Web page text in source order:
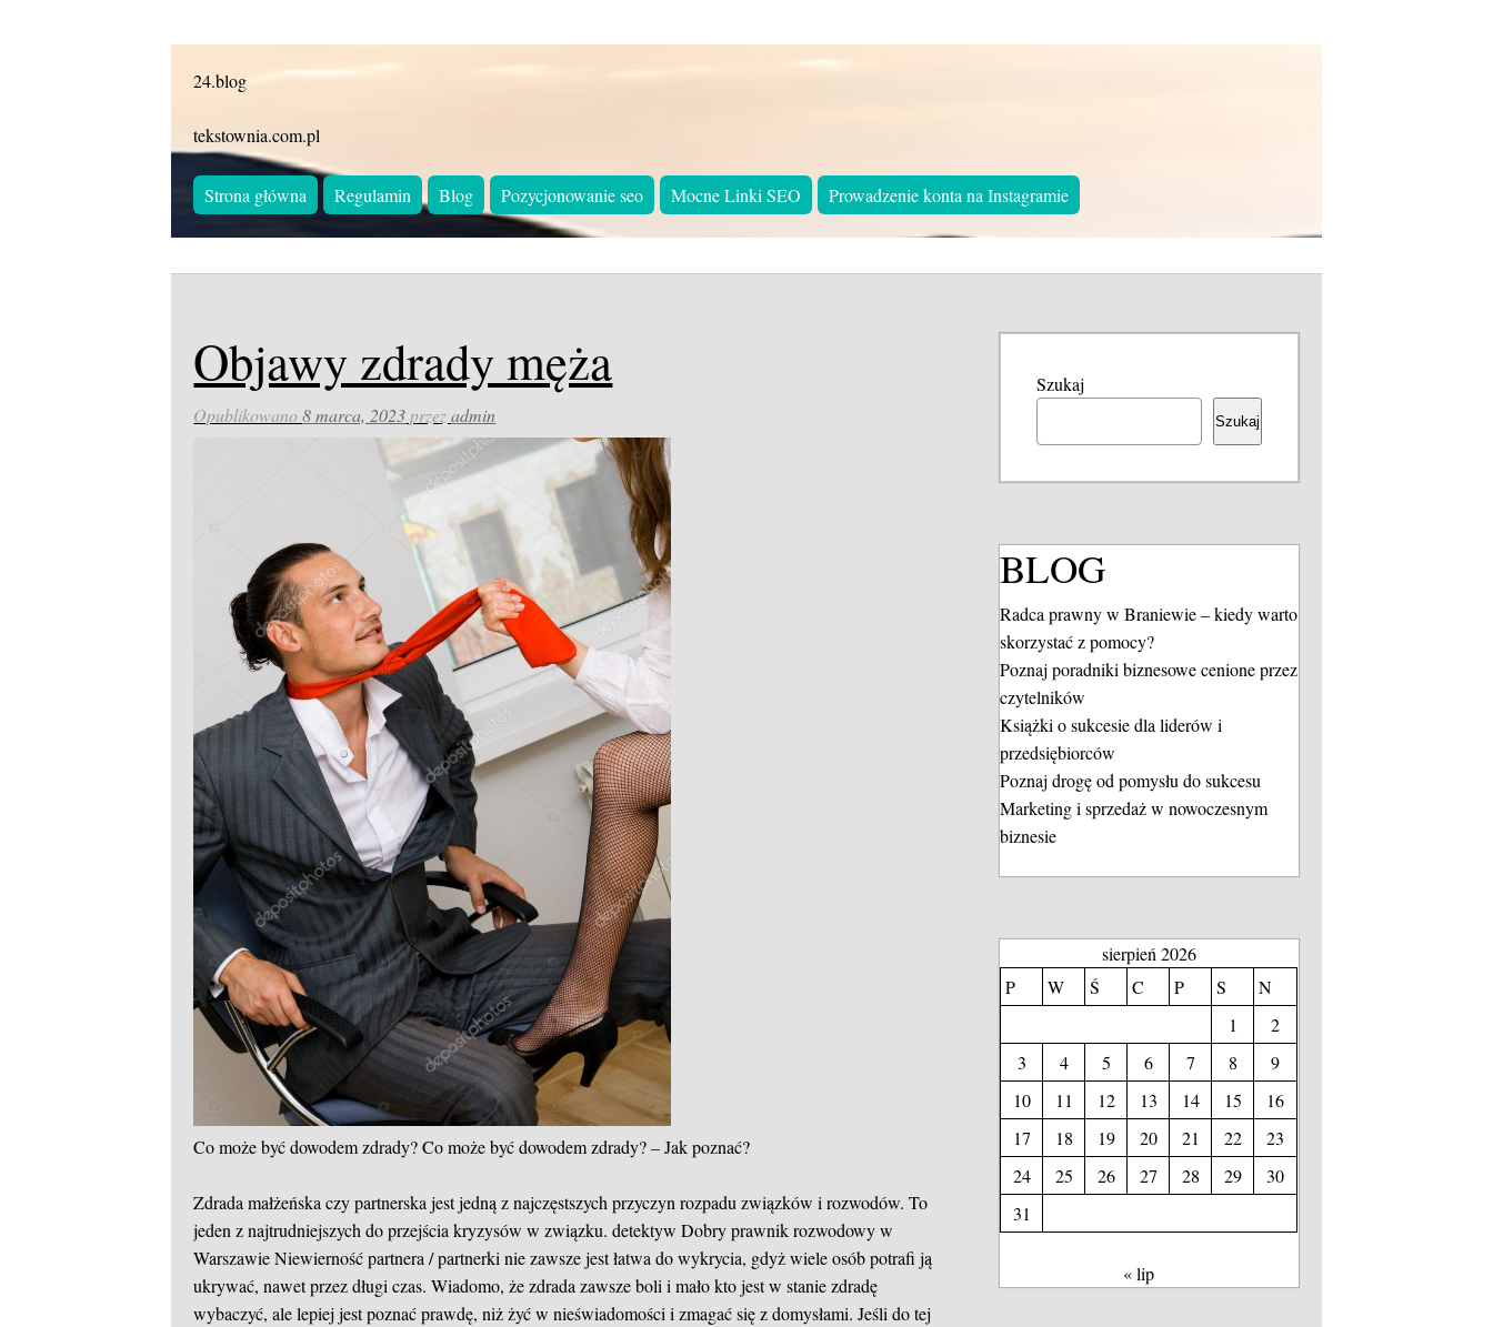
24.blog
tekstownia.com.pl
Strona główna Regulamin Blog Pozycjonowanie seo Mocne Linki SEO Prowadzenie konta na Instagramie
Objawy zdrady męża
Opublikowano8 marca, 2023 przezadmin
Co może być dowodem zdrady?Co może być dowodem zdrady?– Jak poznać?
Zdrada małżeńska czy partnerska jest jedną z najczęstszych przyczyn rozpadu związków i rozwodów. To
jeden z najtrudniejszych do przejścia kryzysów w związku.detektyw Dobry prawnik rozwodowy w
WarszawieNiewierność partnera / partnerki nie zawsze jest łatwa do wykrycia, gdyż wiele osób potrafi ją
ukrywać, nawet przez długi czas. Wiadomo, że zdrada zawsze boli i mało kto jest w stanie zdradę
wybaczyć, ale lepiej jest poznać prawdę, niż żyć w nieświadomości i zmagać się z domysłami. Jeśli do tej
Szukaj
Szukaj
BLOG
Radca prawny w Braniewie – kiedy warto
skorzystać z pomocy?
Poznaj poradniki biznesowe cenione przez
czytelników
Książki o sukcesie dla liderów i
przedsiębiorców
Poznaj drogę od pomysłu do sukcesu
Marketing i sprzedaż w nowoczesnym
biznesie
sierpień 2026
P
W Ś C P S
N
1
2
3
4 5 6 7 8
9
10
11 12 13 14 15
16
17
18 19 20 21 22
23
24
25 26 27 28 29
30
31
« lip